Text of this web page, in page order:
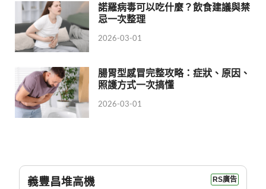
諾羅病毒可以吃什麼？飲食建議與禁
忌一次整理
2026-03-01
腸胃型感冒完整攻略：症狀、原因、
照護方式一次搞懂
2026-03-01
義豐昌堆高機 RS廣告